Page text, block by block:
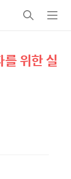
검
색
메
뉴
위한 실